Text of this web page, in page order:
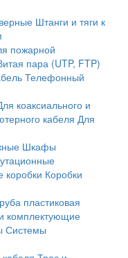
Штанги и тяги к
пожарной
пара (UTP, FTP)
Телефонный
коаксиального и
кабеля Для
Шкафы
коробки Коробки
пластиковая
комплектующие
Системы